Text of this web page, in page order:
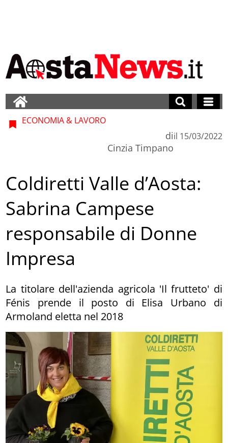
ECONOMIA & LAVORO
di
Cinzia Timpano
il 15/03/2022
Coldiretti Valle d’Aosta:
Sabrina Campese
responsabile di Donne
Impresa
La titolare dell'azienda agricola 'Il frutteto' di
Fénis prende il posto di Elisa Urbano di
Armoland eletta nel 2018